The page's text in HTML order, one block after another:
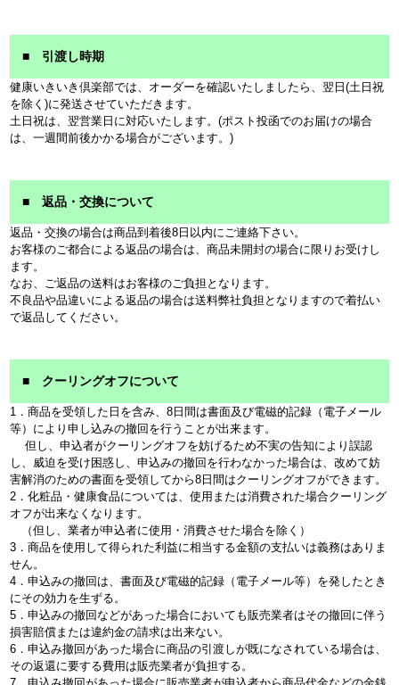
■ 引渡し時期
健康いきいき倶楽部では、オーダーを確認いたしましたら、翌日(土日祝
を除く)に発送させていただきます。
土日祝は、翌営業日に対応いたします。(ポスト投函でのお届けの場合
は、一週間前後かかる場合がございます。)
■ 返品・交換について
返品・交換の場合は商品到着後8日以内にご連絡下さい。
お客様のご都合による返品の場合は、商品未開封の場合に限りお受けし
ます。
なお、ご返品の送料はお客様のご負担となります。
不良品や品違いによる返品の場合は送料弊社負担となりますので着払い
で返品してください。
■ クーリングオフについて
1．商品を受領した日を含み、8日間は書面及び電磁的記録（電子メール
等）により申し込みの撤回を行うことが出来ます。
但し、申込者がクーリングオフを妨げるため不実の告知により誤認
し、威迫を受け困惑し、申込みの撤回を行わなかった場合は、改めて妨
害解消のための書面を受領してから8日間はクーリングオフができます。
2．化粧品・健康食品については、使用または消費された場合クーリング
オフが出来なくなります。
（但し、業者が申込者に使用・消費させた場合を除く）
3．商品を使用して得られた利益に相当する金額の支払いは義務はありま
せん。
4．申込みの撤回は、書面及び電磁的記録（電子メール等）を発したとき
にその効力を生ずる。
5．申込みの撤回などがあった場合においても販売業者はその撤回に伴う
損害賠償または違約金の請求は出来ない。
6．申込み撤回があった場合に商品の引渡しが既になされている場合は、
その返還に要する費用は販売業者が負担する。